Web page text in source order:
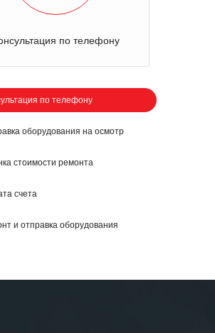
по телефону
по телефону
оборудования на осмотр
стоимости ремонта
счета
и отправка оборудования